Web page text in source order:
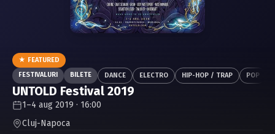
Caută în site...
★ FEATURED
FESTIVALURI
BILETE DANCE ELECTRO HIP-HOP / TRAP POP
UNTOLD Festival 2019
1–4 aug 2019 · 16:00
Cluj-Napoca